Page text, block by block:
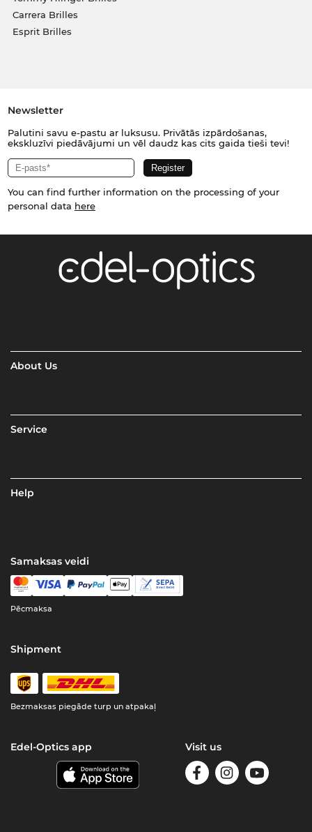
Carrera Brilles
Esprit Brilles
Newsletter
Palutini savu e-pastu ar luksusu. Privātās izpārdošanas,
ekskluzīvi piedāvājumi un vēl daudz kas cits gaida tieši tevi!
You can find further information on the processing of your
personal data here
About Us
Service
Help
Samaksas veidi
Pēcmaksa
Shipment
Bezmaksas piegāde turp un atpakaļ
Edel-Optics app Visit us